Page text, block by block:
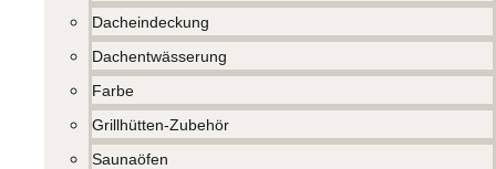
Dacheindeckung
Dachentwässerung
Farbe
Grillhütten-Zubehör
Saunaöfen